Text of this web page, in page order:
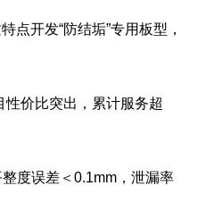
点开发“防结垢”专用板型，
价比突出，累计服务超
度误差＜0.1mm，泄漏率